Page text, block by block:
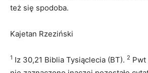
też się spodoba.
Kajetan Rzeziński
1 Iz 30,21 Biblia Tysiąclecia (BT). 2